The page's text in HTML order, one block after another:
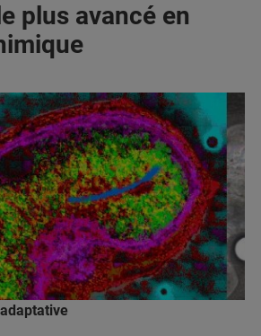
plus avancé en